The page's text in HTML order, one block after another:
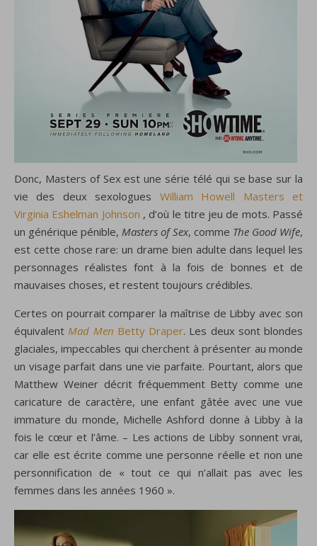
Donc, Masters of Sex est une série télé qui se base sur la
vie des deux sexologues William Howell Masters et
Virginia Eshelman Johnson , d’où le titre jeu de mots. Passé
un générique pénible, Masters of Sex, comme The Good Wife,
est cette chose rare: un drame bien adulte dans lequel les
personnages réalistes font à la fois de bonnes et de
mauvaises choses, et restent toujours crédibles.
Certes on pourrait comparer la maîtrise de Libby avec son
équivalentMad Men Betty Draper. Les deux sont blondes
glaciales, impeccables qui cherchent à présenter au monde
un visage parfait dans une vie parfaite. Pourtant, alors que
Matthew Weiner décrit fréquemment Betty comme une
caricature de caractère, une enfant gâtée avec une vue
immature du monde, Michelle Ashford donne à Libby à la
fois le cœur et l’âme. – Les actions de Libby sonnent vrai,
car elle est écrite comme une personne réelle et non une
personnification de « tout ce qui n’allait pas avec les
femmes dans les années 1960 ».